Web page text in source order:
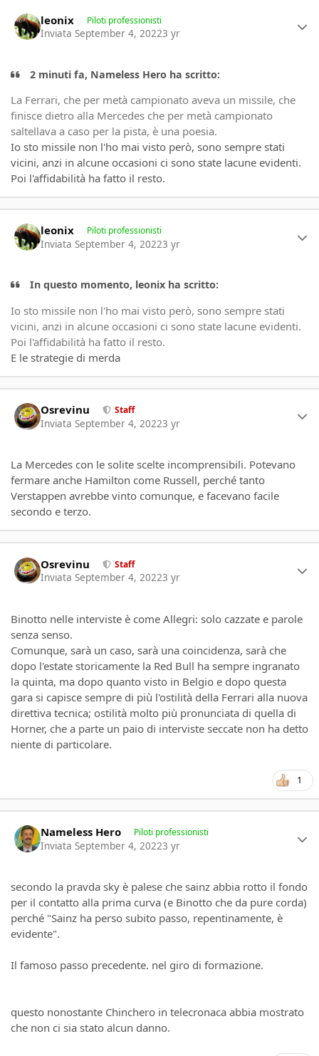
leonix Piloti professionisti
Inviata September 4, 20223 yr
2 minuti fa, Nameless Hero ha scritto:
La Ferrari, che per metà campionato aveva un missile, che
finisce dietro alla Mercedes che per metà campionato
saltellava a caso per la pista, è una poesia.
Io sto missile non l'ho mai visto però, sono sempre stati
vicini, anzi in alcune occasioni ci sono state lacune evidenti.
Poi l'affidabilità ha fatto il resto.
leonix Piloti professionisti
Inviata September 4, 20223 yr
In questo momento, leonix ha scritto:
Io sto missile non l'ho mai visto però, sono sempre stati
vicini, anzi in alcune occasioni ci sono state lacune evidenti.
Poi l'affidabilità ha fatto il resto.
E le strategie di merda
Osrevinu Staff
Inviata September 4, 20223 yr
La Mercedes con le solite scelte incomprensibili. Potevano
fermare anche Hamilton come Russell, perché tanto
Verstappen avrebbe vinto comunque, e facevano facile
secondo e terzo.
Osrevinu Staff
Inviata September 4, 20223 yr
Binotto nelle interviste è come Allegri: solo cazzate e parole
senza senso.
Comunque, sarà un caso, sarà una coincidenza, sarà che
dopo l'estate storicamente la Red Bull ha sempre ingranato
la quinta, ma dopo quanto visto in Belgio e dopo questa
gara si capisce sempre di più l'ostilità della Ferrari alla nuova
direttiva tecnica; ostilità molto più pronunciata di quella di
Horner, che a parte un paio di interviste seccate non ha detto
niente di particolare.
1
Nameless Hero Piloti professionisti
Inviata September 4, 20223 yr
secondo la pravda sky è palese che sainz abbia rotto il fondo
per il contatto alla prima curva (e Binotto che da pure corda)
perché "Sainz ha perso subito passo, repentinamente, è
evidente".
Il famoso passo precedente. nel giro di formazione.
questo nonostante Chinchero in telecronaca abbia mostrato
che non ci sia stato alcun danno.